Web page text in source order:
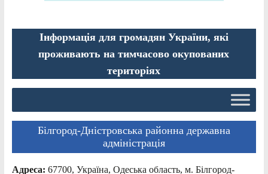
Інформація для громадян України, які
проживають на тимчасово окупованих
територіях
Білгород-Дністровська районна державна
адміністрація
Адреса: 67700, Україна, Одеська область, м. Білгород-